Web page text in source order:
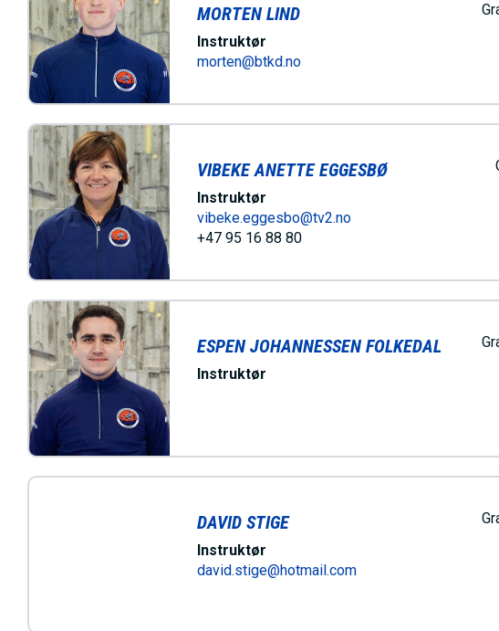
MORTEN LIND
Instruktør
morten@btkd.no
VIBEKE ANETTE EGGESBØ
Instruktør
vibeke.eggesbo@tv2.no
+47 95 16 88 80
ESPEN JOHANNESSEN FOLKEDAL
Instruktør
DAVID STIGE
Instruktør
david.stige@hotmail.com